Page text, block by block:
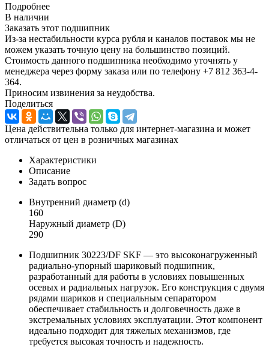
Подробнее
В наличии
Заказать этот подшипник
Из-за нестабильности курса рубля и каналов поставок мы не
можем указать точную цену на большинство позиций.
Стоимость данного подшипника необходимо уточнять у
менеджера через форму заказа или по телефону +7 812 363-4-
364.
Приносим извинения за неудобства.
Поделиться
Цена действительна только для интернет-магазина и может
отличаться от цен в розничных магазинах
Характеристики
Описание
Задать вопрос
Внутренний диаметр (d)
160
Наружный диаметр (D)
290
Подшипник 30223/DF SKF — это высоконагруженный
радиально-упорный шариковый подшипник,
разработанный для работы в условиях повышенных
осевых и радиальных нагрузок. Его конструкция с двумя
рядами шариков и специальным сепаратором
обеспечивает стабильность и долговечность даже в
экстремальных условиях эксплуатации. Этот компонент
идеально подходит для тяжелых механизмов, где
требуется высокая точность и надежность.